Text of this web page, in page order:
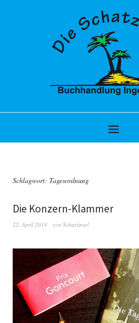
Schlagwort: Tagesordnung
Die Konzern-Klammer
22. April 2018 von Schatzinsel